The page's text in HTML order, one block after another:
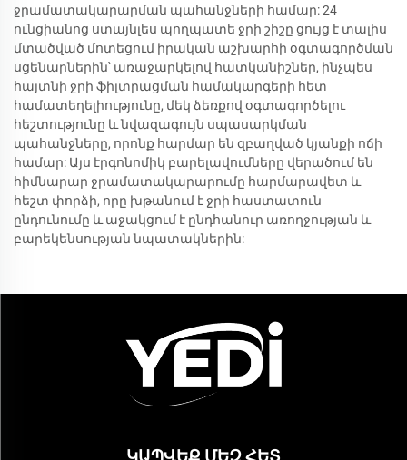
ջրամատակարարման պահանջների համար: 24
ունցիանոց ստայնլես պողպատե ջրի շիշը ցույց է տալիս
մտածված մոտեցում իրական աշխարհի օգտագործման
սցենարներին՝ առաջարկելով հատկանիշներ, ինչպես
հայտնի ջրի ֆիլտրացման համակարգերի հետ
համատեղելիությունը, մեկ ձեռքով օգտագործելու
հեշտությունը և նվազագույն սպասարկման
պահանջները, որոնք հարմար են զբաղված կյանքի ոճի
համար: Այս էրգոնոմիկ բարելավումները վերածում են
հիմնարար ջրամատակարարումը հարմարավետ և
հեշտ փորձի, որը խթանում է ջրի հաստատուն
ընդունումը և աջակցում է ընդհանուր առողջության և
բարեկենսության նպատակներին:
ԿԱՊՎԵՔ ՄԵԶ ՀԵՏ